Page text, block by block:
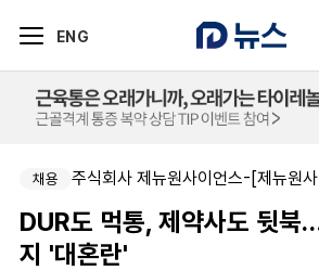
ENG
채용
DUR도 먹통, 제약사도 뒷북
지 '대혼란'